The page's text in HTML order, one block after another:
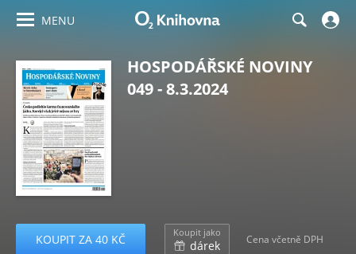
MENU
HOSPODÁŘSKÉ NOVINY
049 - 8.3.2024
KOUPIT ZA 40 KČ Koupit jako
dárek Cena včetně DPH